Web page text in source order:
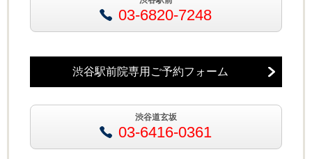
03-6820-7248
渋谷駅前院専用ご予約フォーム
渋谷道玄坂
03-6416-0361